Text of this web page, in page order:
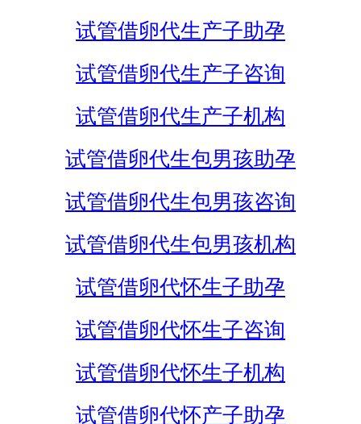
试管借卵代生产子助孕
试管借卵代生产子咨询
试管借卵代生产子机构
试管借卵代生包男孩助孕
试管借卵代生包男孩咨询
试管借卵代生包男孩机构
试管借卵代怀生子助孕
试管借卵代怀生子咨询
试管借卵代怀生子机构
试管借卵代怀产子助孕